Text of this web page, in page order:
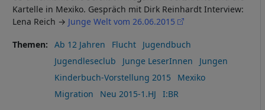
Kartelle in Mexiko. Gespräch mit Dirk Reinhardt Interview:
Lena Reich → Junge Welt vom 26.06.2015
Themen Ab 12 Jahren Flucht
Jugendbuch
Jugendleseclub
Junge LeserInnen
Jungen
Kinderbuch-Vorstellung 2015
Mexiko
Migration
Neu 2015-1.HJ I:BR